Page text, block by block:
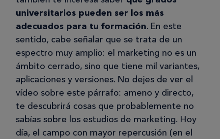
universitarios pueden ser los más
adecuados para tu formación. En este
sentido, cabe señalar que se trata de un
espectro muy amplio: el marketing no es un
ámbito cerrado, sino que tiene mil variantes,
aplicaciones y versiones. No dejes de ver el
vídeo sobre este párrafo: ameno y directo,
te descubrirá cosas que probablemente no
sabías sobre los estudios de marketing. Hoy
día, el campo con mayor repercusión (en el